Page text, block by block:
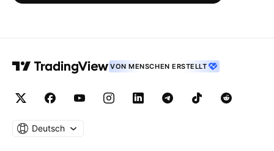
VON MENSCHEN ERSTELLT
Deutsch